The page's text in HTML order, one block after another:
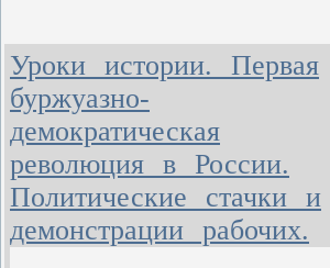
“представительное учреждение”, –
булыгинскую думу.
Необходимо было выработать свою
тактику и социал-демократической
партии. Этого требовал
нарастающий подъем революции.
Этого требовали не терпящие
отлагательства практические
Уроки истории. Первая
буржуазно-
демократическая
революция в России.
Политические стачки и
демонстрации рабочих.